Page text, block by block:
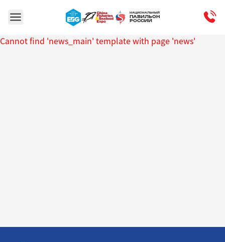
НАЦИОНАЛЬНЫЙ
ПАВИЛЬОН
РОССИИ
Cannot find 'news_main' template with page 'news'